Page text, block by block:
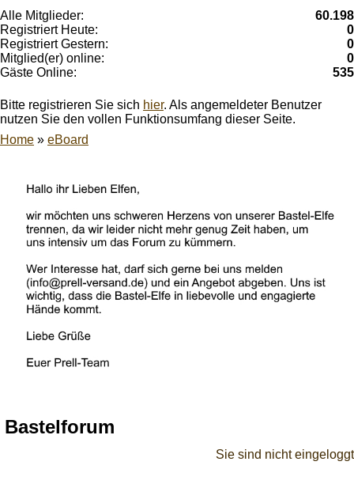
Alle Mitglieder:
60.198
Registriert Heute:
0
Registriert Gestern:
0
Mitglied(er) online:
0
Gäste Online:
535
Bitte registrieren Sie sich hier. Als angemeldeter Benutzer
nutzen Sie den vollen Funktionsumfang dieser Seite.
Home » eBoard
Bastelforum
Sie sind nicht eingeloggt